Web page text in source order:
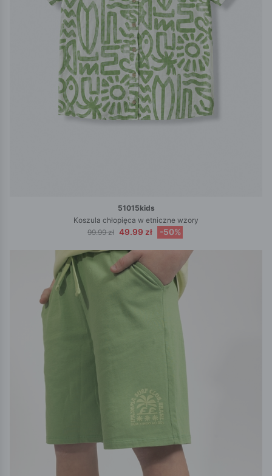
51015kids
Koszula chłopięca w etniczne wzory
99.99 zł 49.99 zł -50%